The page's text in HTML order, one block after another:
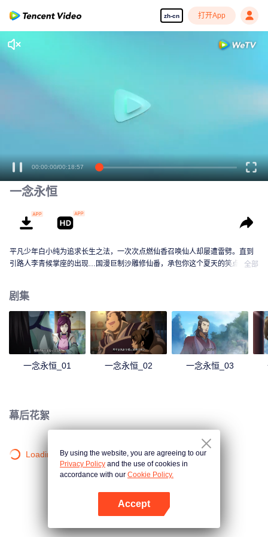
zh-cn 打开App
00:00:00/00:18:57
一念永恒
平凡少年白小纯为追求长生之法，一次次点燃仙香召唤仙人却屡遭雷劈。直到
引路人李青候掌座的出现…国漫巨制沙雕修仙番，承包你这个夏天的笑点！全部
剧集
一念永恒_01 一念永恒_02 一念永恒_03
幕后花絮
Loading…By using the website, you are agreeing to our
Privacy Policy and the use of cookies in
accordance with our Cookie Policy.
Accept